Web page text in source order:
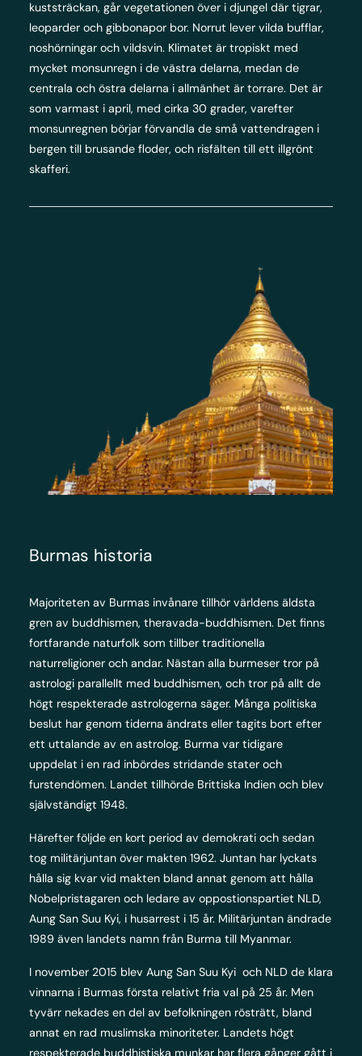
kuststräckan, går vegetationen över i djungel där tigrar,
leoparder och gibbonapor bor. Norrut lever vilda bufflar,
noshörningar och vildsvin. Klimatet är tropiskt med
mycket monsunregn i de västra delarna, medan de
centrala och östra delarna i allmänhet är torrare. Det är
som varmast i april, med cirka 30 grader, varefter
monsunregnen börjar förvandla de små vattendragen i
bergen till brusande floder, och risfälten till ett illgrönt
skafferi.
Burmas historia
Majoriteten av Burmas invånare tillhör världens äldsta
gren av buddhismen, theravada-buddhismen. Det finns
fortfarande naturfolk som tillber traditionella
naturreligioner och andar. Nästan alla burmeser tror på
astrologi parallellt med buddhismen, och tror på allt de
högt respekterade astrologerna säger. Många politiska
beslut har genom tiderna ändrats eller tagits bort efter
ett uttalande av en astrolog. Burma var tidigare
uppdelat i en rad inbördes stridande stater och
furstendömen. Landet tillhörde Brittiska Indien och blev
självständigt 1948.
Härefter följde en kort period av demokrati och sedan
tog militärjuntan över makten 1962. Juntan har lyckats
hålla sig kvar vid makten bland annat genom att hålla
Nobelpristagaren och ledare av oppostionspartiet NLD,
Aung San Suu Kyi, i husarrest i 15 år. Militärjuntan ändrade
1989 även landets namn från Burma till Myanmar.
I november 2015 blev Aung San Suu Kyi och NLD de klara
vinnarna i Burmas första relativt fria val på 25 år. Men
tyvärr nekades en del av befolkningen rösträtt, bland
annat en rad muslimska minoriteter. Landets högt
respekterade buddhistiska munkar har flera gånger gått i